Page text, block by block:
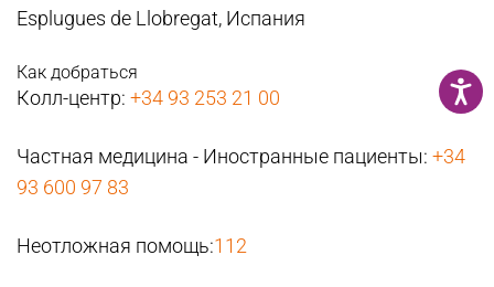
Esplugues de Llobregat, Испания
Как добраться
Колл-центр: +34 93 253 21 00
Частная медицина - Иностранные пациенты: +34
93 600 97 83
Неотложная помощь:112